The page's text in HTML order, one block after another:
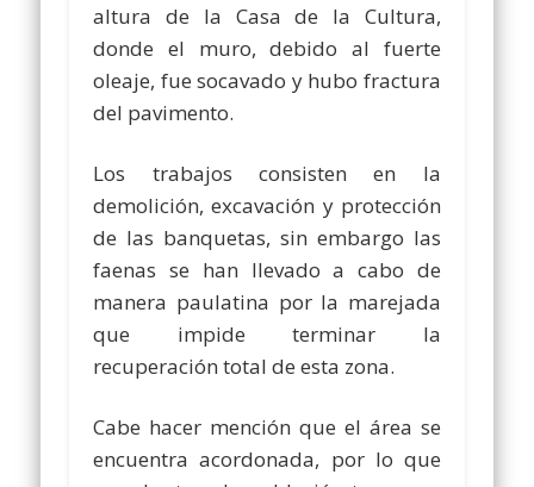
altura de la Casa de la Cultura,
donde el muro, debido al fuerte
oleaje, fue socavado y hubo fractura
del pavimento.
Los trabajos consisten en la
demolición, excavación y protección
de las banquetas, sin embargo las
faenas se han llevado a cabo de
manera paulatina por la marejada
que impide terminar la
recuperación total de esta zona.
Cabe hacer mención que el área se
encuentra acordonada, por lo que